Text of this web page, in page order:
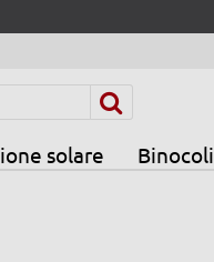
solare Binocoli